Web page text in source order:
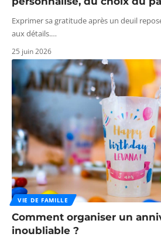
Exprimer sa gratitude après un deuil
aux détails.…
25 juin 2026
VIE DE FAMILLE
Comment organiser un
inoubliable ?